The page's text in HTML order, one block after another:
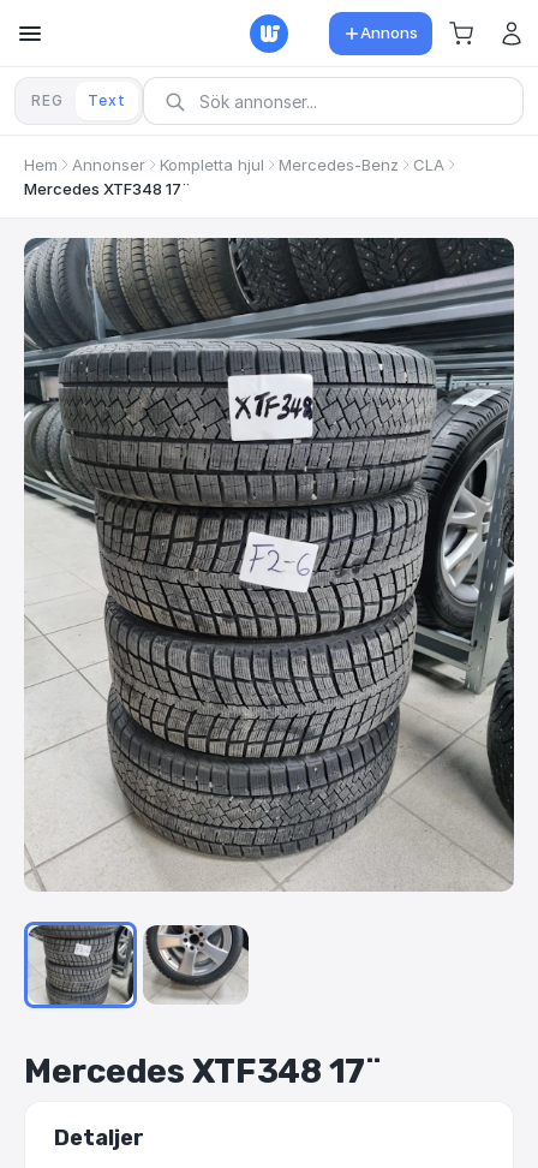
Annons
REG Text
Hem Annonser Kompletta hjul Mercedes-Benz
CLA
Mercedes XTF348 17¨
Mercedes XTF348 17¨
Detaljer